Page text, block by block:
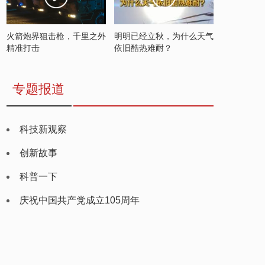
火箭炮界狙击枪，千里之外
精准打击
明明已经立秋，为什么天气
依旧酷热难耐？
专题报道
科技新观察
创新故事
科普一下
庆祝中国共产党成立105周年